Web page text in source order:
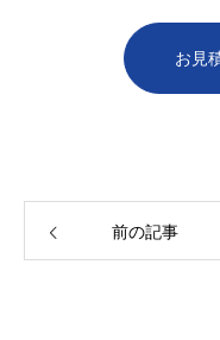
お見
前の記事